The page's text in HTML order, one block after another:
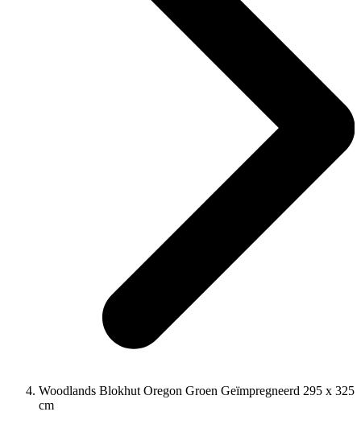
Woodlands Blokhut Oregon Groen Geïmpregneerd 295 x 325
cm